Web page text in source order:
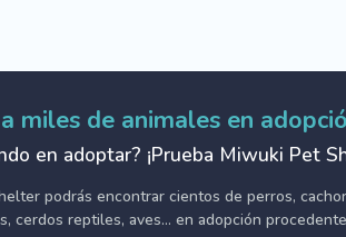
miles de animales en
en adoptar? ¡Prueba Miwuki Pet
podrás encontrar cientos de perros,
cerdos reptiles, aves... en adopción